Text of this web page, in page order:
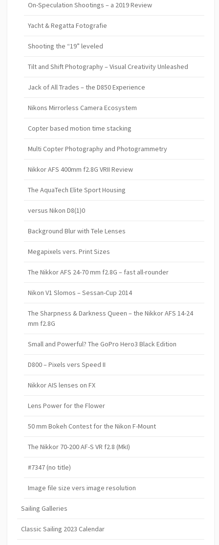
On-Speculation Shootings – a 2019 Review
Yacht & Regatta Fotografie
Shooting the “19” leveled
Tilt and Shift Photography – Visual Creativity Unleashed
Jack of All Trades – the D850 Experience
Nikons Mirrorless Camera Ecosystem
Copter based motion time stacking
Multi Copter Photography and Photogrammetry
Nikkor AFS 400mm f2.8G VRII Review
The AquaTech Elite Sport Housing
versus Nikon D8(1)0
Background Blur with Tele Lenses
Megapixels vers. Print Sizes
The Nikkor AFS 24-70 mm f2.8G – fast all-rounder
Nikon V1 Slomos – Sessan-Cup 2014
The Sharpness & Darkness Queen – the Nikkor AFS 14-24
mm f2.8G
Small and Powerful? The GoPro Hero3 Black Edition
D800 – Pixels vers Speed II
Nikkor AIS lenses on FX
Lens Power for the Flower
50 mm Bokeh Contest for the Nikon F-Mount
The Nikkor 70-200 AF-S VR f2.8 (MkI)
#7347 (no title)
Image file size vers image resolution
Sailing Galleries
Classic Sailing 2023 Calendar